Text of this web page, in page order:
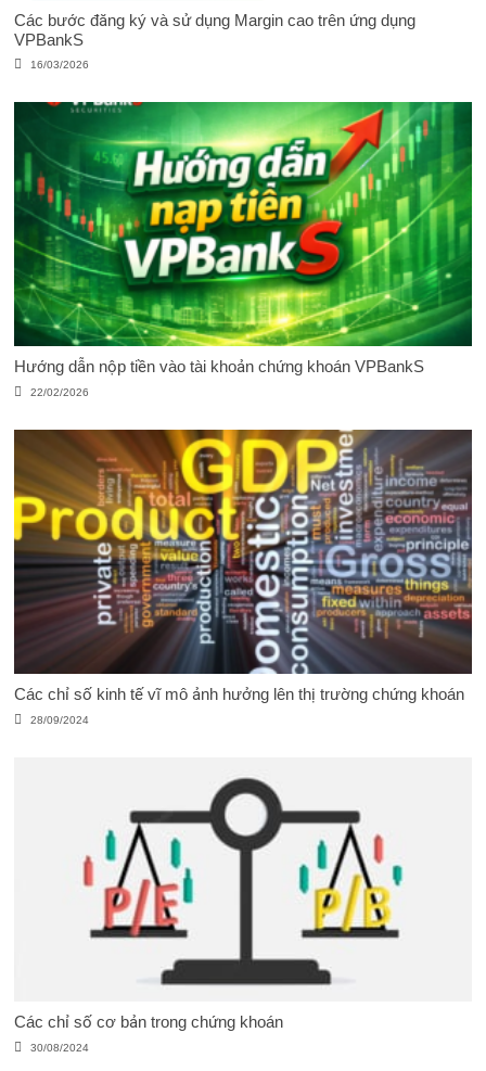
Các bước đăng ký và sử dụng Margin cao trên ứng dụng
VPBankS
16/03/2026
Hướng dẫn nộp tiền vào tài khoản chứng khoán VPBankS
22/02/2026
Các chỉ số kinh tế vĩ mô ảnh hưởng lên thị trường chứng khoán
28/09/2024
Các chỉ số cơ bản trong chứng khoán
30/08/2024